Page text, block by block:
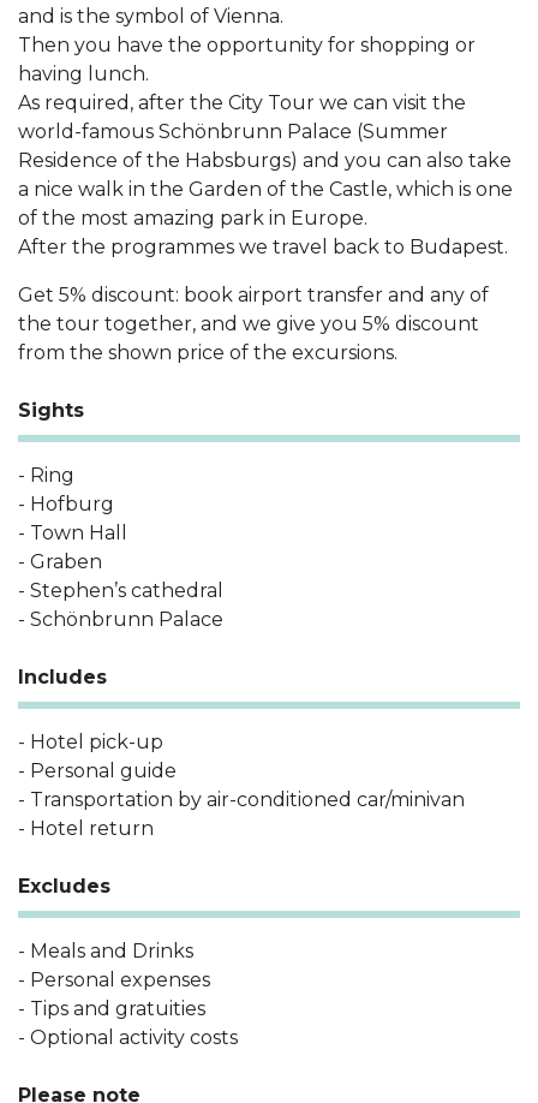
and is the symbol of Vienna.
Then you have the opportunity for shopping or
having lunch.
As required, after the City Tour we can visit the
world-famous Schönbrunn Palace (Summer
Residence of the Habsburgs) and you can also take
a nice walk in the Garden of the Castle, which is one
of the most amazing park in Europe.
After the programmes we travel back to Budapest.
Get 5% discount: book airport transfer and any of
the tour together, and we give you 5% discount
from the shown price of the excursions.
Sights
- Ring
- Hofburg
- Town Hall
- Graben
- Stephen’s cathedral
- Schönbrunn Palace
Includes
- Hotel pick-up
- Personal guide
- Transportation by air-conditioned car/minivan
- Hotel return
Excludes
- Meals and Drinks
- Personal expenses
- Tips and gratuities
- Optional activity costs
Please note